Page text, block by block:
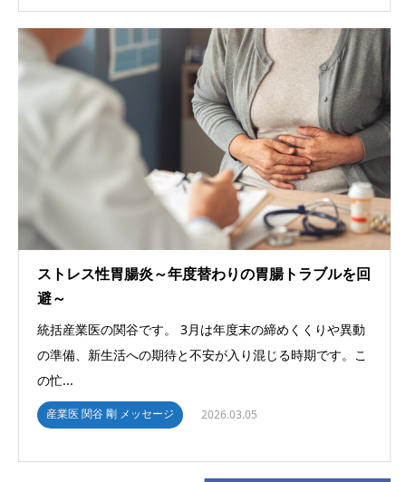
ストレス性胃腸炎～年度替わりの胃腸トラブルを回
避～
統括産業医の関谷です。 3月は年度末の締めくくりや異動
の準備、新生活への期待と不安が入り混じる時期です。こ
の忙...
産業医 関谷 剛 メッセージ 2026.03.05